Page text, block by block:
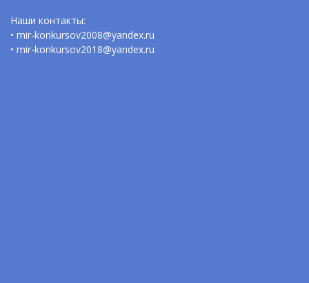
Наши контакты:
• mir-konkursov2008@yandex.ru
• mir-konkursov2018@yandex.ru